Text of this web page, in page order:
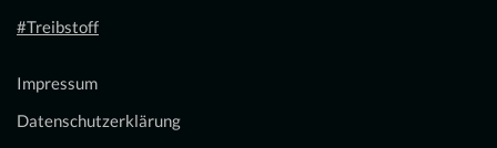
#Treibstoff
Impressum
Datenschutzerklärung